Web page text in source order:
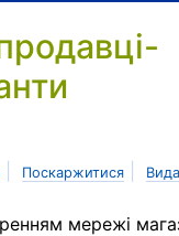
Поскаржитися
мережі